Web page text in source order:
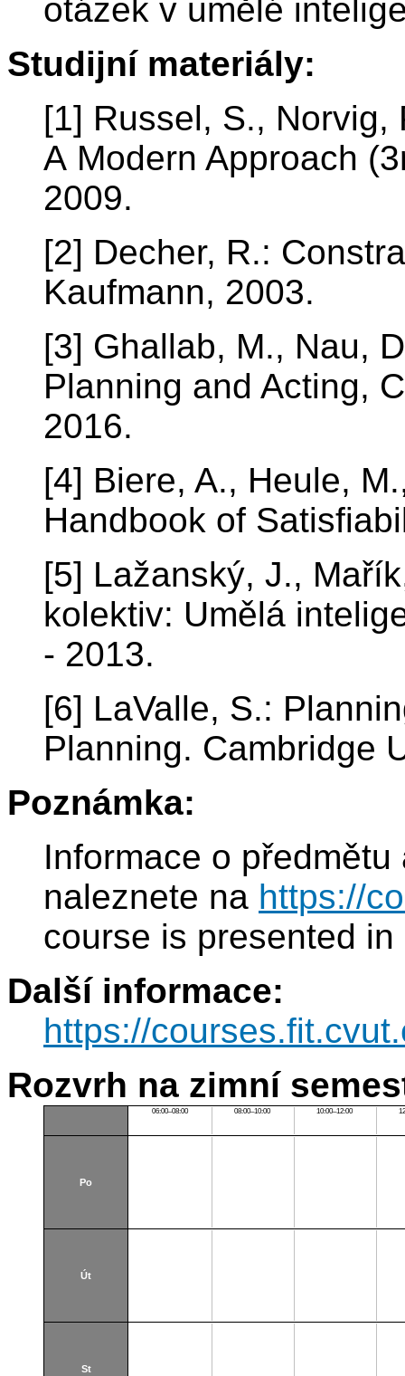
otázek v umělé
Studijní materiály:
[1] Russel, S., Norvig,
A Modern Approach
2009.
[2] Decher, R.:
Kaufmann, 2003.
[3] Ghallab, M., Nau,
Planning and Acting,
2016.
[4] Biere, A., Heule,
Handbook of
[5] Lažanský, J.,
kolektiv: Umělá
- 2013.
[6] LaValle, S.:
Planning. Cambridge
Poznámka:
Informace o
naleznete na https://
course is presented in
Další informace:
https://
Rozvrh na zimní
06:00–08:00 08:00–10:00 10:00–12:00
Po
Út
St